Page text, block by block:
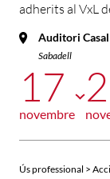
adherits al VxL
Auditori
Sabadell
17
novembre
Ús professional >